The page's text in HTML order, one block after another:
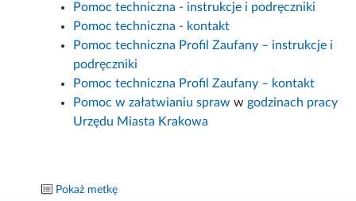
Pomoc techniczna - instrukcje i podręczniki
Pomoc techniczna - kontakt
Pomoc techniczna Profil Zaufany – instrukcje i
podręczniki
Pomoc techniczna Profil Zaufany – kontakt
Pomoc w załatwianiu spraw w godzinach pracy
Urzędu Miasta Krakowa
Pokaż metkę